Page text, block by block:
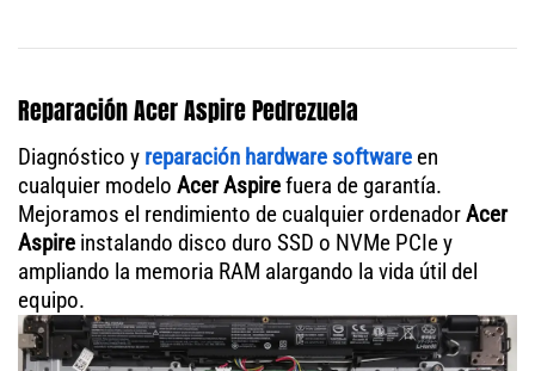
Reparación Acer Aspire Pedrezuela
Diagnóstico y reparación hardware software en
cualquier modelo Acer Aspirefuera de garantía.
Mejoramos el rendimiento de cualquier ordenadorAcer
Aspire instalando disco duro SSD o NVMe PCIe y
ampliando la memoria RAM alargando la vida útil del
equipo.